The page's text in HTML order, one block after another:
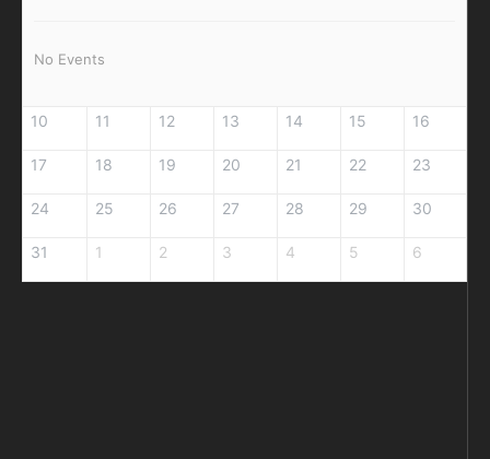
No Events
10 11 12 13 14 15 16
17 18 19 20 21 22 23
24 25 26 27 28 29 30
31 1 2 3 4 5 6